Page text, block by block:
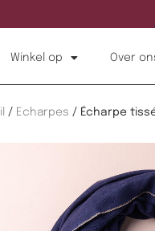
Winkel op Over
/ Echarpes / Écharpe